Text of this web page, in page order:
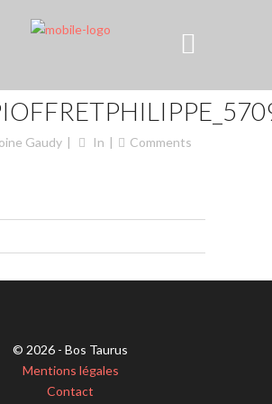
Gaudy In Comments
© 2026 - Bos Taurus
Mentions légales
Contact